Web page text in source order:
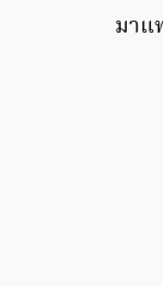
มาแทน แ